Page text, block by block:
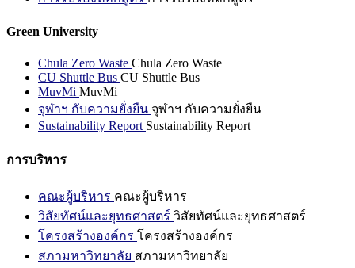
Green University
Chula Zero Waste Chula Zero Waste
CU Shuttle Bus CU Shuttle Bus
MuvMi MuvMi
จุฬาฯ กับความยั่งยืน จุฬาฯ กับความยั่งยืน
Sustainability Report Sustainability Report
การบริหาร
คณะผู้บริหาร คณะผู้บริหาร
วิสัยทัศน์และยุทธศาสตร์ วิสัยทัศน์และยุทธศาสตร์
โครงสร้างองค์กร โครงสร้างองค์กร
สภามหาวิทยาลัย สภามหาวิทยาลัย